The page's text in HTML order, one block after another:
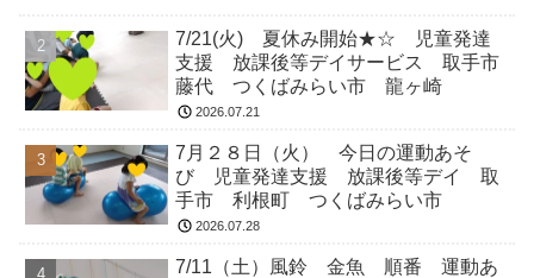
7/21(火) 夏休み開始★☆ 児童発達
支援 放課後等デイサービス 取手市
藤代 つくばみらい市 龍ヶ崎
2026.07.21
7月２８日（火） 今日の運動あそ
び 児童発達支援 放課後等デイ 取
手市 利根町 つくばみらい市
2026.07.28
7/11（土）風鈴 金魚 順番 運動あ